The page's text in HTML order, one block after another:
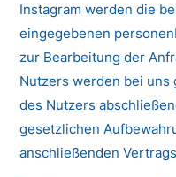
Instagram werden die
eingegebenen
zur Bearbeitung der
Nutzers werden bei uns
des Nutzers
gesetzlichen
anschließenden